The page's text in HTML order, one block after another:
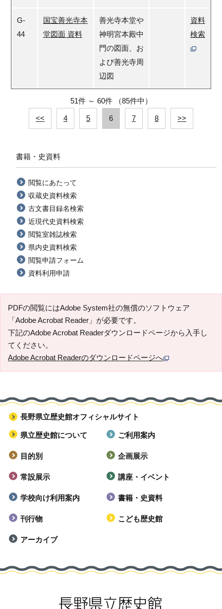
G-
44
国宝善光寺本
堂図面 資料
善光寺本堂や
神明宮本殿中
門の図面、お
よび善光寺周
辺図
資料
検索
51件 ～ 60件 （85件中）
<< 4 5 6 7 8 >>
書籍・史資料
閲覧にあたって
収蔵史資料検索
古文書目録名検索
近現代史資料検索
閲覧室雑誌検索
県内史資料検索
閲覧申請フォーム
資料利用申請
PDFの閲覧にはAdobe System社の無償のソフトウェア
「Adobe Acrobat Reader」が必要です。
下記のAdobe Acrobat Readerダウンロードページから入手し
てください。
Adobe Acrobat Readerのダウンロードページへ
長野県立歴史館オフィシャルサイト
県立歴史館について ご利用案内
目的別 企画展示
常設展示 講座・イベント
学校向け利用案内 書籍・史資料
刊行物 こども歴史館
アーカイブ